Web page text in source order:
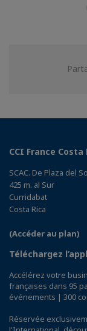
CCI France Costa
SCAC. De Plaza del
425 m. al Sur
Curridabat
Costa Rica
(Accéder au plan)
Téléchargez
Accélérez votre
françaises dans 95
événements | 300
Réservée